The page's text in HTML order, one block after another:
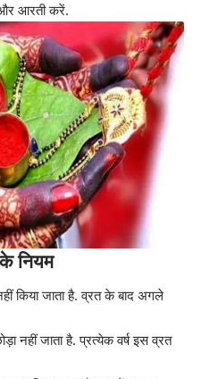
और आरती करें.
नियम
किया जाता है. व्रत के बाद अगले
नहीं जाता है. प्रत्येक वर्ष इस व्रत